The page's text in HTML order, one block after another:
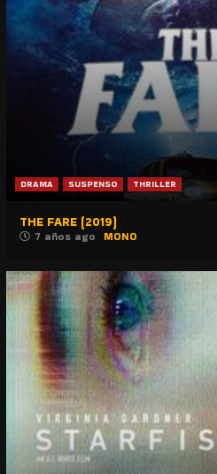
DRAMA SUSPENSO THRILLER
THE FARE (2019)
7 años ago MONO